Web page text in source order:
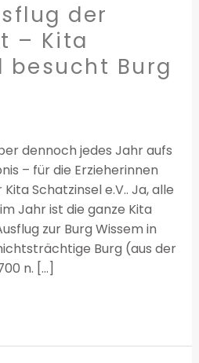
der
– Kita
besucht Burg
dennoch jedes Jahr aufs
– für die Erzieherinnen
Schatzinsel e.V.. Ja, alle
Jahr ist die ganze Kita
zur Burg Wissem in
Burg (aus der
n. […]